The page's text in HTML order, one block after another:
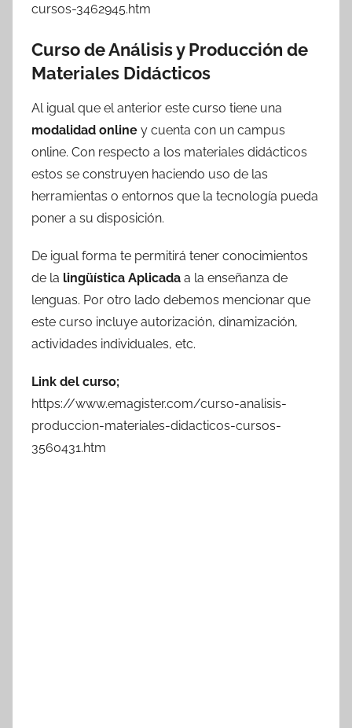
cursos-3462945.htm
Curso de Análisis y Producción de
Materiales Didácticos
Al igual que el anterior este curso tiene una
modalidad online y cuenta con un campus
online. Con respecto a los materiales didácticos
estos se construyen haciendo uso de las
herramientas o entornos que la tecnología pueda
poner a su disposición.
De igual forma te permitirá tener conocimientos
de la lingüística Aplicada a la enseñanza de
lenguas. Por otro lado debemos mencionar que
este curso incluye autorización, dinamización,
actividades individuales, etc.
Link del curso;
https://www.emagister.com/curso-analisis-
produccion-materiales-didacticos-cursos-
3560431.htm